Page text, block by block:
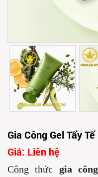
Gia Công Gel Tẩy
Giá: Liên hệ
Công thức gia